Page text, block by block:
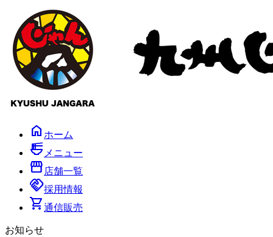
ン
ツ
キ
ー
シ
に
home ホーム
ramen_dining メニュー
storefront 店舗一覧
handshake採用情報
shopping_cart通信販売
お知らせ